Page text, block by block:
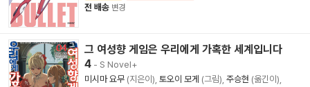
전 배송 변경
그 여성향 게임은 우리에게 가혹한 세계입니다
4 - S Novel+
미시마 요무 (지은이), 토오이 모게 (그림), 주승현 (옮긴이),